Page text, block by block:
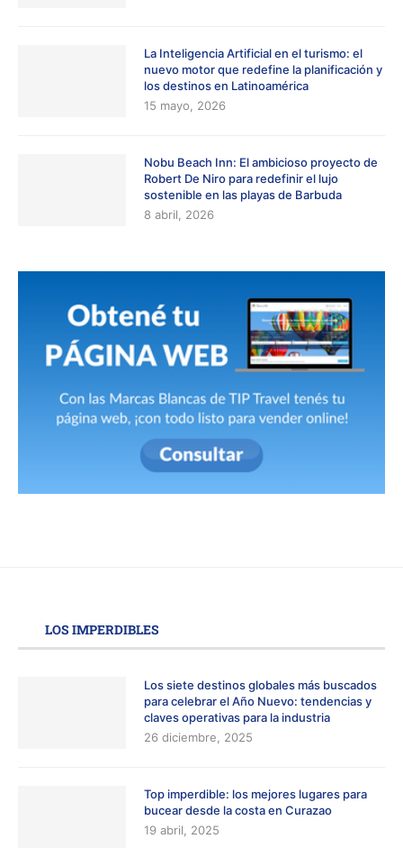
La Inteligencia Artificial en el turismo: el
nuevo motor que redefine la planificación y
los destinos en Latinoamérica
15 mayo, 2026
Nobu Beach Inn: El ambicioso proyecto de
Robert De Niro para redefinir el lujo
sostenible en las playas de Barbuda
8 abril, 2026
LOS IMPERDIBLES
Los siete destinos globales más buscados
para celebrar el Año Nuevo: tendencias y
claves operativas para la industria
26 diciembre, 2025
Top imperdible: los mejores lugares para
bucear desde la costa en Curazao
19 abril, 2025